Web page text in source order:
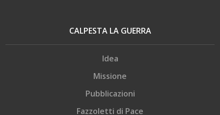
CALPESTA LA GUERRA
Idea
Missione
Pubblicazioni
Fazzoletti di Pace